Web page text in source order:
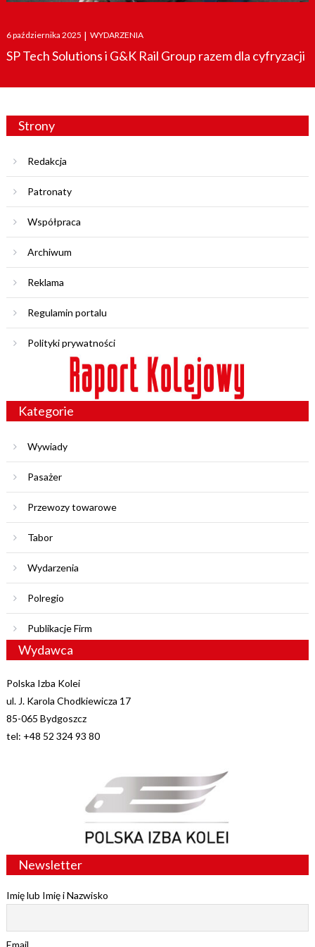
Posted
on
6 października 2025 | WYDARZENIA
SP Tech Solutions i G&K Rail Group razem dla cyfryzacji
Strony
Redakcja
Patronaty
Współpraca
Archiwum
Reklama
Regulamin portalu
Polityki prywatności
Kategorie
Wywiady
Pasażer
Przewozy towarowe
Tabor
Wydarzenia
Polregio
Publikacje Firm
Wydawca
Polska Izba Kolei
ul. J. Karola Chodkiewicza 17
85-065 Bydgoszcz
tel: +48 52 324 93 80
Newsletter
Imię lub Imię i Nazwisko
Email